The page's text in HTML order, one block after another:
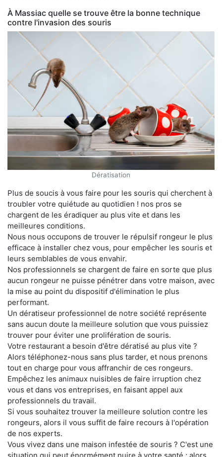
À Massiac quelle se trouve être la bonne technique
contre l'invasion des souris
Dératisation
Plus de soucis à vous faire pour les souris qui cherchent à
troubler votre quiétude au quotidien ! nos pros se
chargent de les éradiquer au plus vite et dans les
meilleures conditions.
Nous nous occupons de trouver le répulsif rongeur le plus
efficace à installer chez vous, pour empêcher les souris et
leurs semblables de vous envahir.
Nos professionnels se chargent de faire en sorte que plus
aucun rongeur ne puisse pénétrer dans votre maison, avec
la mise au point du dispositif d'élimination le plus
performant.
Un dératiseur professionnel de notre société représente
sans aucun doute la meilleure solution que vous puissiez
trouver pour éviter une prolifération de souris.
Votre restaurant a besoin d'être dératisé au plus vite ?
Alors téléphonez-nous sans plus tarder, et nous prenons
tout en charge pour vous affranchir de ces rongeurs.
Empêchez les animaux nuisibles de faire irruption chez
vous et dans vos entreprises, en faisant appel aux
professionnels du travail.
Si vous souhaitez trouver la meilleure solution contre les
rongeurs, alors il vous suffit de faire recours à l'opération
de nos experts.
Vous vivez dans une maison infestée de souris ? C'est une
situation qui peut énormément nuire à votre santé ; alors